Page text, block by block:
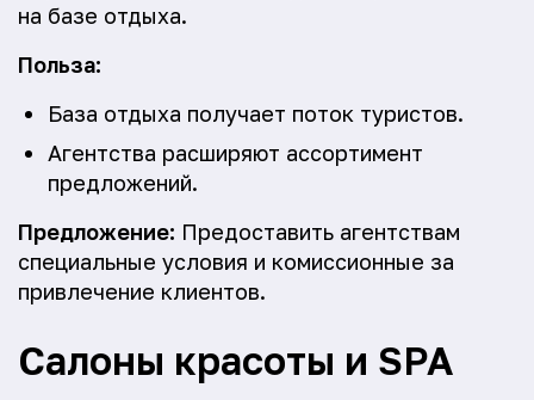
на базе отдыха.
Польза:
База отдыха получает поток туристов.
Агентства расширяют ассортимент
предложений.
Предложение: Предоставить агентствам
специальные условия и комиссионные за
привлечение клиентов.
Салоны красоты и SPA